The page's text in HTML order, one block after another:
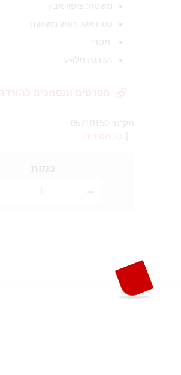
משטח: ציפוי אבץ
סוג ראש: ראש משושה
מטרי
הברגה מלאv
מפרטים ומסמכים להורדה
מק"ט:
05710150
כל המידות